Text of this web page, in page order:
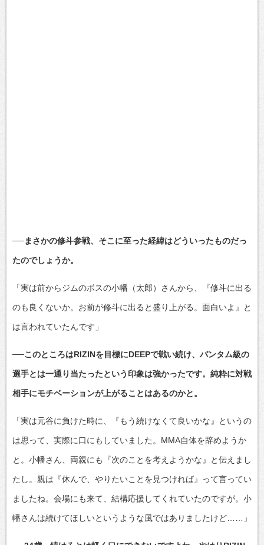
──まさかの修斗参戦、そこに至った経緯はどういったものだっ
たのでしょうか。
「実は前からジムのボスの小幡（太郎）さんから、『修斗に出る
のも良くないか。お前が修斗に出ると盛り上がる。面白いよ』と
は言われていたんです」
──このところはRIZINを目標にDEEPで戦い続け、バンタム級の
選手とは一通り当たったという印象は強かったです。純粋に対戦
相手にモチベーションが上がることはあるのかと。
「実は元谷に負けた時に、『もう続けなくて良いかな』というの
は思って、実際に口にもしていました。MMA自体を辞めようか
と。小幡さん、両親にも『次のことを考えようかな』と伝えまし
たし。親は『休んで、やりたいことを見つければ』って言ってい
ましたね。会場にも来て、結構応援してくれていたのですが。小
幡さんは続けてほしいというような風ではありましたけど……」